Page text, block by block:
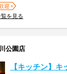
迎
を見る
公園店
【キッチン】